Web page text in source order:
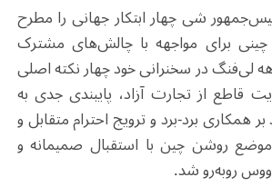
شی چهار ابتکار جهانی را مطرح
چینی برای مواجهه با چالش‌های مشترک
لی‌فنگ در سخنرانی خود چهار نکته اصلی
قاطع از تجارت آزاد، پایبندی جدی به
بر همکاری برد-برد و ترویج احترام متقابل و
روشن چین با استقبال صمیمانه و
روبه‌رو شد.